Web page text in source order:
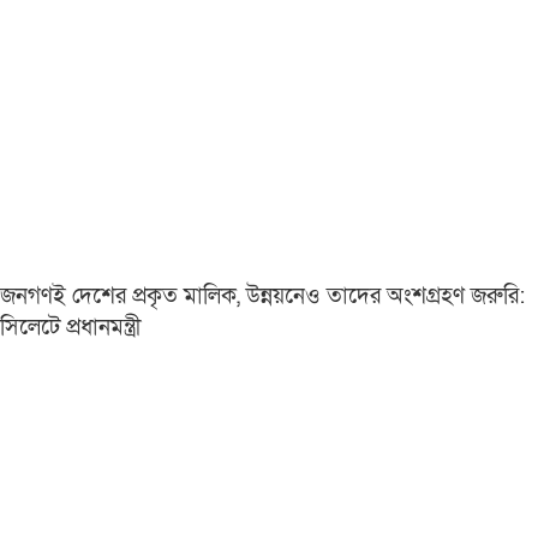
জনগণই দেশের প্রকৃত মালিক, উন্নয়নেও তাদের অংশগ্রহণ জরুরি:
সিলেটে প্রধানমন্ত্রী